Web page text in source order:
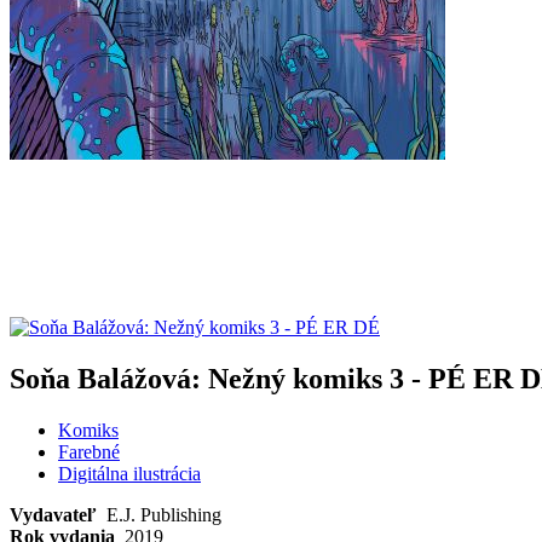
Soňa Balážová: Nežný komiks 3 - PÉ ER
Komiks
Farebné
Digitálna ilustrácia
Vydavateľ E.J. Publishing
Rok vydania 2019